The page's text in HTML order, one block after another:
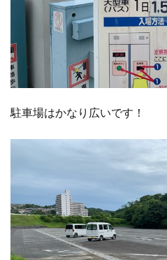
駐車場はかなり広いです！